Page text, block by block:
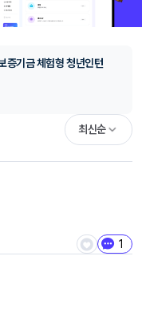
기금 체험형 청년인턴
최신순
1